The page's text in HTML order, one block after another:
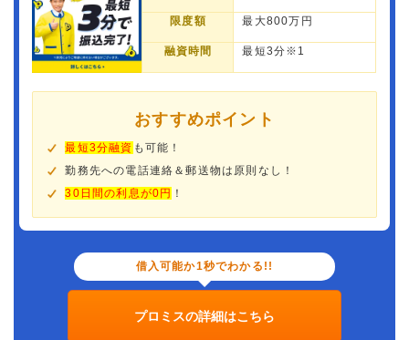
限度額 最大800万円
融資時間 最短3分※1
おすすめポイント
最短3分融資 も可能！
勤務先への電話連絡＆郵送物は原則なし！
30日間の利息が0円 ！
借入可能か1秒でわかる!!
プロミスの詳細はこちら